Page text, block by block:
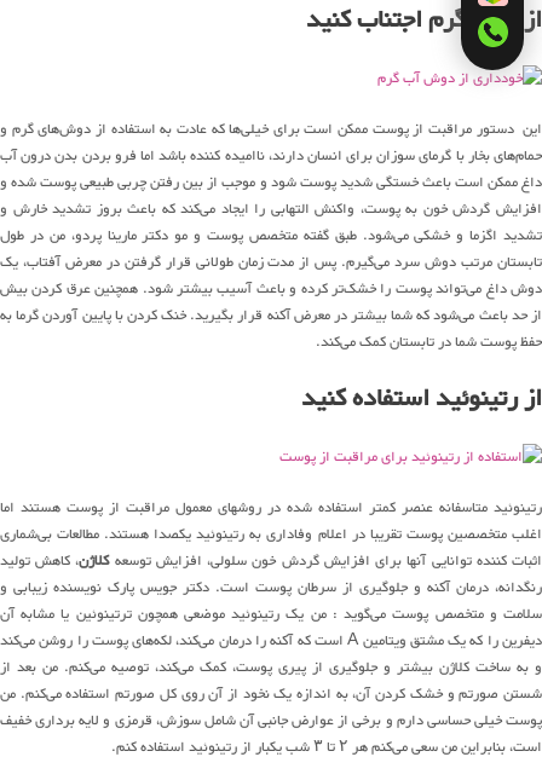
از حمام گرم اجتناب کنید
این دستور مراقبت از پوست ممکن است برای خیلی‌ها که عادت به استفاده از دوش‌های گرم و
حمام‌های بخار با گرمای سوزان برای انسان دارند، ناامیده کننده باشد اما فرو بردن بدن درون آب
داغ ممکن است باعث خستگی شدید پوست شود و موجب از بین رفتن چربی طبیعی پوست شده و
افزایش گردش خون به پوست، واکنش التهابی را ایجاد می‌کند که باعث بروز تشدید خارش و
تشدید اگزما و خشکی می‌شود. طبق گفته متخصص پوست و مو دکتر مارینا پردو، من در طول
تابستان مرتب دوش سرد می‌گیرم. پس از مدت زمان طولانی قرار گرفتن در معرض آفتاب، یک
دوش داغ می‌تواند پوست را خشک‌تر کرده و باعث آسیب بیشتر شود. همچنین عرق کردن بیش
از حد باعث می‌شود که شما بیشتر در معرض آکنه قرار بگیرید. خنک کردن با پایین آوردن گرما به
حفظ پوست شما در تابستان کمک می‌کند.
از رتینوئید استفاده کنید
رتینوئید متاسفانه عنصر کمتر استفاده شده در روشهای معمول مراقبت از پوست هستند اما
اغلب متخصصین پوست تقریبا در اعلام وفاداری به رتینوئید یکصدا هستند. مطالعات بی‌شماری
اثبات کننده توانایی آنها برای افزایش گردش خون سلولی، افزایش توسعهکلاژن، کاهش تولید
رنگدانه، درمان آکنه و جلوگیری از سرطان پوست است. دکتر جویس پارک نویسنده زیبابی و
سلامت و متخصص پوست می‌گوید : من یک رتینوئید موضعی همچون ترتینوئین یا مشابه آن
دیفرین را که یک مشتق ویتامین A است که آکنه را درمان می‌کند، لکه‌های پوست را روشن می‌کند
و به ساخت کلاژن بیشتر و جلوگیری از پیری پوست، کمک می‌کند، توصیه می‌کنم. من بعد از
شستن صورتم و خشک کردن آن، به اندازه یک نخود از آن روی کل صورتم استفاده می‌کنم. من
پوست خیلی حساسی دارم و برخی از عوارض جانبی آن شامل سوزش، قرمزی و لایه برداری خفیف
است، بنابراین من سعی می‌کنم هر ۲ تا ۳ شب یکبار از رتینوئید استفاده کنم.